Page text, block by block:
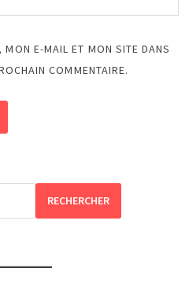
MON E-MAIL ET MON SITE DANS
COMMENTAIRE.
RECHERCHER